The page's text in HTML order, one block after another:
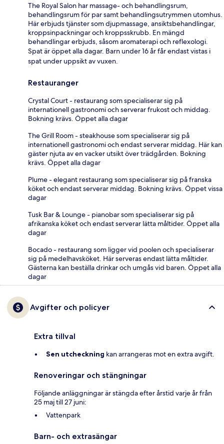
The Royal Salon har massage- och behandlingsrum,
behandlingsrum för par samt behandlingsutrymmen utomhus.
Här erbjuds tjänster som djupmassage, ansiktsbehandlingar,
kroppsinpackningar och kroppsskrubb. En mängd
behandlingar erbjuds, såsom aromaterapi och reflexologi.
Spat är öppet alla dagar. Barn under 16 år får endast vistas i
spat under uppsikt av vuxen.
Restauranger
Crystal Court - restaurang som specialiserar sig på
internationell gastronomi och serverar frukost och middag.
Bokning krävs. Öppet alla dagar
The Grill Room - steakhouse som specialiserar sig på
internationell gastronomi och endast serverar middag. Här kan
gäster njuta av en vacker utsikt över trädgården. Bokning
krävs. Öppet alla dagar
Plume - elegant restaurang som specialiserar sig på franska
köket och endast serverar middag. Bokning krävs. Öppet vissa
dagar
Tusk Bar & Lounge - pianobar som specialiserar sig på
afrikanska köket och endast serverar lätta måltider. Öppet alla
dagar
Bocado - restaurang som ligger vid poolen och specialiserar
sig på medelhavsköket. Här serveras endast lätta måltider.
Gästerna kan beställa drinkar och umgås vid baren. Öppet alla
dagar
Avgifter och policyer
Extra tillval
Sen utcheckning kan arrangeras mot en extra avgift.
Renoveringar och stängningar
Följande anläggningar är stängda efter årstid varje år från
25 maj till 27 juni:
Vattenpark
Barn- och extrasängar